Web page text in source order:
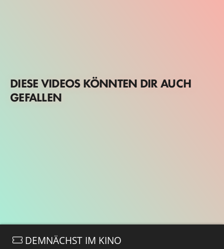
DIESE VIDEOS KÖNNTEN DIR AUCH
GEFALLEN
DEMNÄCHST IM KINO